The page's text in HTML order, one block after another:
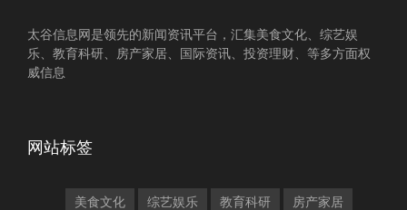
太谷信息网是领先的新闻资讯平台，汇集美食文化、综艺娱
乐、教育科研、房产家居、国际资讯、投资理财、等多方面权
威信息
网站标签
美食文化 综艺娱乐 教育科研 房产家居